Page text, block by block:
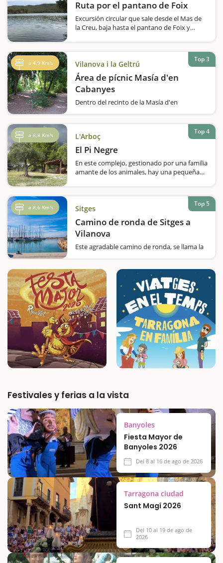
Ruta por el pantano de Foix
Excursión circular que sale desde el Mas de
la Creu, baja hasta el pantano de Foix y
vuelta hace un poco de subida.Durante todo
el recorrido debemos seguir los postes…
a 4,9 Km's Vilanova i la Geltrú
Área de pícnic Masía d'en
Cabanyes
Dentro del recinto de la Masía d'en
Vilanova, encontraréis los jardines, de acceso
libre. Una bonita zona de olivos con mesas,
barbacoas, fuentes y un…
Top 3
a 8,8 Km's L'Arboç
El Pi Negre
En este complejo, gestionado por una familia
amante de los animales, hay una pequeña
con barbacoas y una granja con animales
como principal…
Top 4
a 8,6 Km's Sitges
Camino de ronda de Sitges a
Vilanova
Este agradable camino de ronda, se llama la
rojo y blanco. Es una ruta sencilla y con poco
desnivel, paralela a la vía del tren donde
podréis…
Top 5
Festivales y ferias a la vista
Banyoles
Fiesta Mayor de
Banyoles 2026
Del 8 al 16 de ago de 2026
Tarragona ciudad
Sant Magí 2026
Del 10 al 19 de ago de
2026